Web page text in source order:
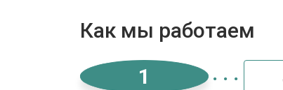
Как мы работаем
1